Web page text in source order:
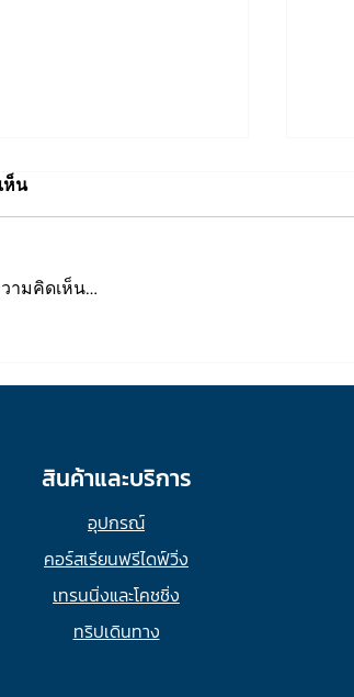
แล้ว
ห็น
ามคิดเห็น…
สินค้าและบริการ
อุปกรณ์
คอร์สเรียนฟรีไดฟ์วิ่ง
เทรนนิ่งและโคชชิ่ง
ทริปเดินทาง